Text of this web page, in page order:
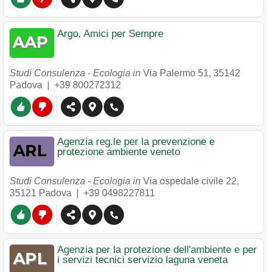
Argo, Amici per Sempre
Studi Consulenza - Ecologia in Via Palermo 51, 35142
Padova
+39 800272312
Agenzia reg.le per la prevenzione e
protezione ambiente veneto
Studi Consulenza - Ecologia in Via ospedale civile 22,
35121 Padova +39 0498227811
Agenzia per la protezione dell'ambiente e per
i servizi tecnici servizio laguna veneta